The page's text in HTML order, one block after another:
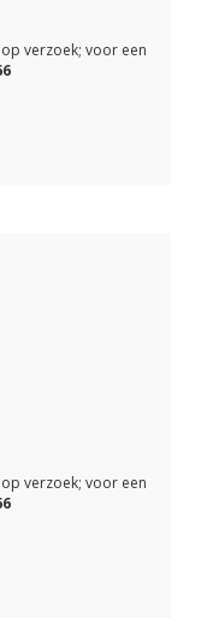
verzoek; voor een
verzoek; voor een